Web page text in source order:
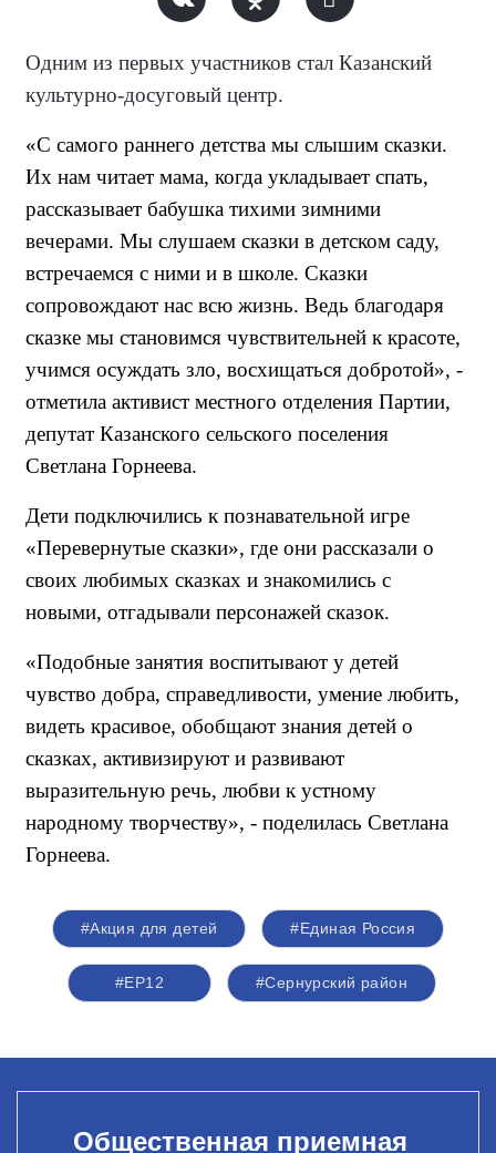
Одним из первых участников стал Казанский
культурно-досуговый центр.
«С самого раннего детства мы слышим сказки.
Их нам читает мама, когда укладывает спать,
рассказывает бабушка тихими зимними
вечерами. Мы слушаем сказки в детском саду,
встречаемся с ними и в школе. Сказки
сопровождают нас всю жизнь. Ведь благодаря
сказке мы становимся чувствительней к красоте,
учимся осуждать зло, восхищаться добротой», -
отметила активист местного отделения Партии,
депутат Казанского сельского поселения
Светлана Горнеева.
Дети подключились к познавательной игре
«Перевернутые сказки», где они рассказали о
своих любимых сказках и знакомились с
новыми, отгадывали персонажей сказок.
«Подобные занятия воспитывают у детей
чувство добра, справедливости, умение любить,
видеть красивое, обобщают знания детей о
сказках, активизируют и развивают
выразительную речь, любви к устному
народному творчеству», - поделилась Светлана
Горнеева.
#Акция для детей #Единая Россия
#ЕР12 #Сернурский район
Общественная приемная